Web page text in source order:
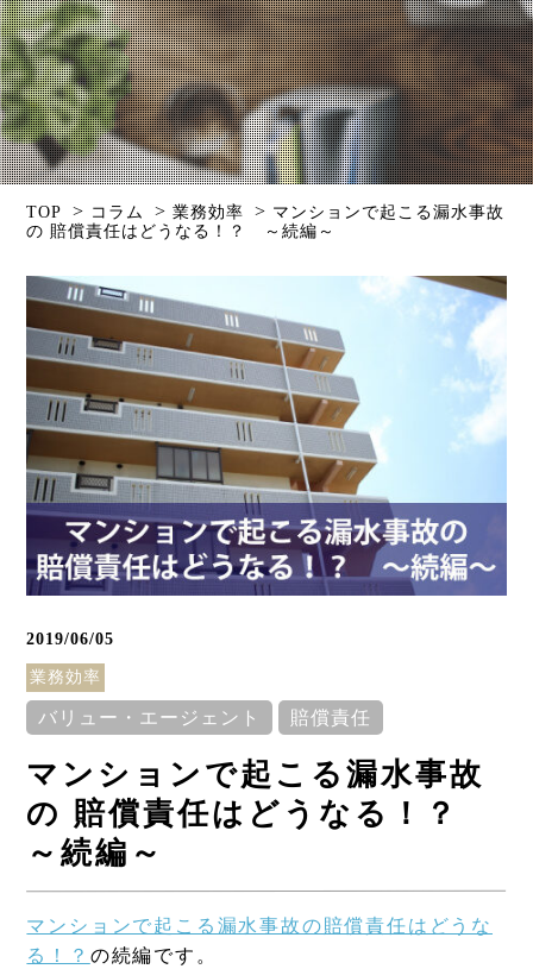
Column
TOP > コラム >業務効率 > マンションで起こる漏水事故
の 賠償責任はどうなる！？ ～続編～
2019/06/05
業務効率
バリュー・エージェント 賠償責任
マンションで起こる漏水事故
の 賠償責任はどうなる！？
～続編～
マンションで起こる漏水事故の賠償責任はどうな
る！？ の続編です。